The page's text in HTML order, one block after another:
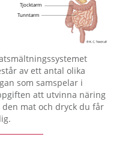
bilden
av ett antal olika
som samspelar i
att utvinna näring
den mat och dryck du får